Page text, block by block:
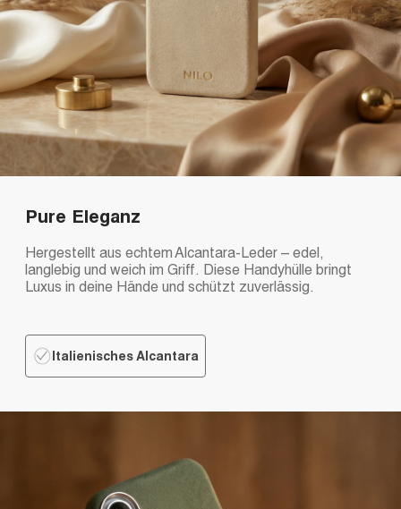
Pure Eleganz
Hergestellt aus echtem Alcantara-Leder – edel,
langlebig und weich im Griff. Diese Handyhülle bringt
Luxus in deine Hände und schützt zuverlässig.
Italienisches Alcantara